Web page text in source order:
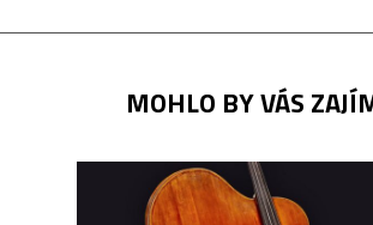
MOHLO BY VÁS